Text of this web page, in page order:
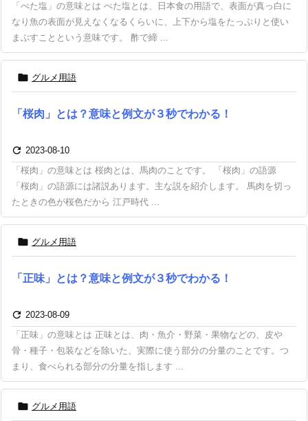
「べた塩」の意味とは べた塩とは、日本食の用語で、表面が真っ白に
なり魚の表面が見えなくなるくらいに、上下から塩をたっぷりと使い
まぶすことという意味です。 酢で締 ...
 グルメ用語
「桜肉」とは？意味と例文が３秒でわかる！
 2023-08-10
「桜肉」の意味とは 桜肉とは、馬肉のことです。 「桜肉」の語源
「桜肉」の語源には諸説あります。主な説を紹介します。 馬肉を切っ
たときの色が桜色だから 江戸時代 ...
 グルメ用語
「正味」とは？意味と例文が３秒でわかる！
 2023-08-09
「正味」の意味とは 正味とは、肉・魚介・野菜・果物などの、皮や
骨・種子・包装などを除いた、実際に使う部分の分量のことです。つ
まり、食べられる部分の分量を指します ...
 グルメ用語